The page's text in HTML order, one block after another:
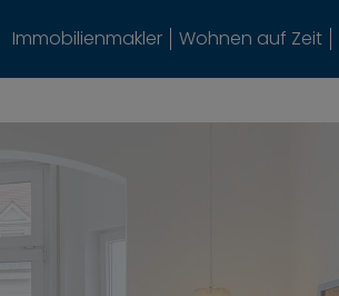
Immobilienmakler Wohnen auf Zeit